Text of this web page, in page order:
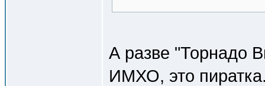
А разве "Торнадо
ИМХО, это